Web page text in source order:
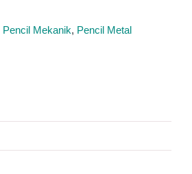
Pencil Mekanik, Pencil Metal